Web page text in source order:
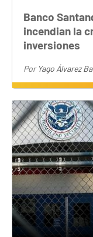
Banco
incendian la
inversiones
Por Yago Álvarez